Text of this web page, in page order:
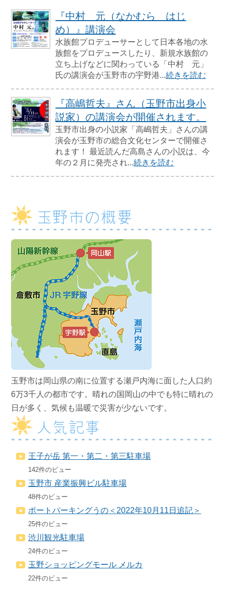
『中村 元（なかむら はじ
め）』講演会
水族館プロデューサーとして日本各地の水
族館をプロデュースしたり、新規水族館の
立ち上げなどに関わっている「中村 元」
氏の講演会が玉野市の宇野港...続きを読む
『高嶋哲夫』さん（玉野市出身小
説家）の講演会が開催されます。
玉野市出身の小説家「高嶋哲夫」さんの講
演会が玉野市の総合文化センターで開催さ
れます！ 最近読んだ高島さんの小説は、今
年の２月に発売され...続きを読む
玉野市の概要
玉野市は岡山県の南に位置する瀬戸内海に面した人口約
6万3千人の都市です。晴れの国岡山の中でも特に晴れの
日が多く、気候も温暖で災害が少ないです。
人気記事
王子が岳 第一・第二・第三駐車場
142件のビュー
玉野市 産業振興ビル駐車場
48件のビュー
ポートパーキングうの＜2022年10月11日追記＞
25件のビュー
渋川観光駐車場
24件のビュー
玉野ショッピングモール メルカ
22件のビュー